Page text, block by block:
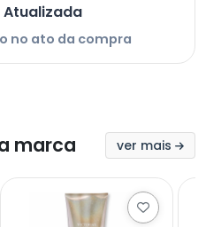
no ato da compra
marca ver mais